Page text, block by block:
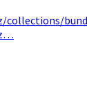
collections/